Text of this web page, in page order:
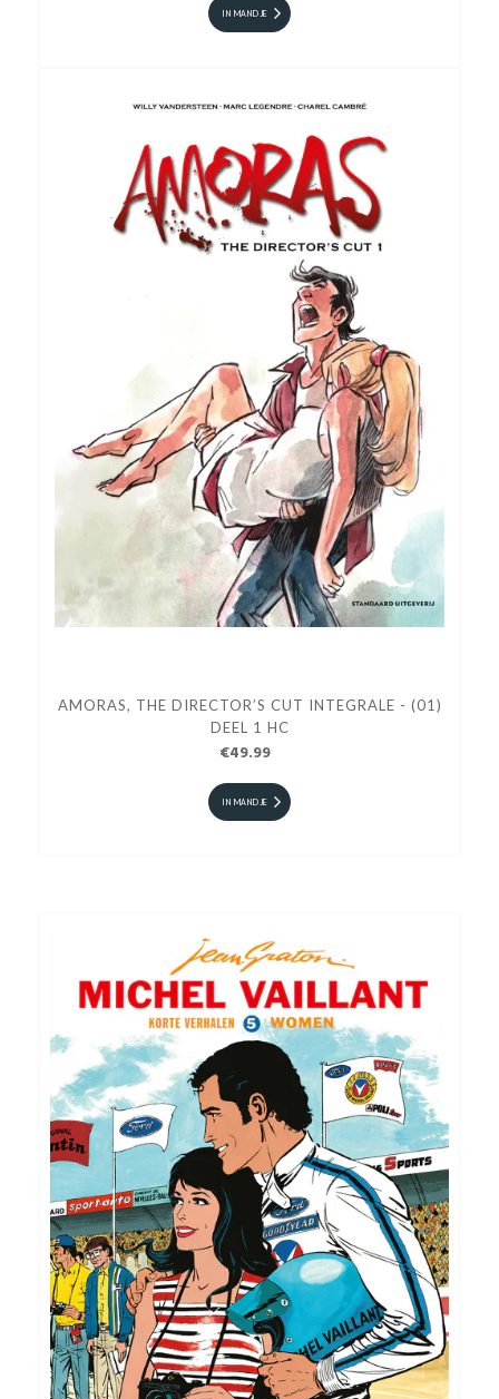
IN MANDJE
AMORAS, THE DIRECTOR’S CUT INTEGRALE - (01)
DEEL 1 HC
€49.99
IN MANDJE